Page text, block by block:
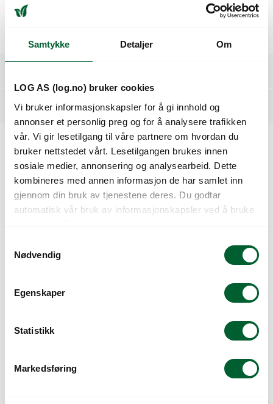
Samtykke Detaljer Om
LOG AS (log.no) bruker cookies
Vi bruker informasjonskapsler for å gi innhold og
annonser et personlig preg og for å analysere trafikken
vår. Vi gir lesetilgang til våre partnere om hvordan du
bruker nettstedet vårt. Lesetilgangen brukes innen
sosiale medier, annonsering og analysearbeid. Dette
kombineres med annen informasjon de har samlet inn
gjennom din bruk av tjenestene deres. Du godtar
automatisk vår bruk av informasjonskapsler ved å bruke
Nødvendig
Egenskaper
Statistikk
Markedsføring
er med stor yrkesstolthet at medarbeiderne ved Byarums
Bruk leverer plantekar, avfallsbeholdere, møbler og
Relaterte produkter
Kunder så også på
SORTLAKKERT
STOR BLOM, NATUR